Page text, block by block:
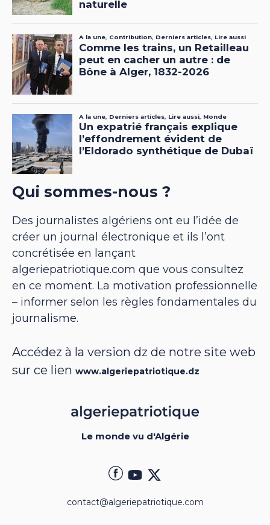
Qui sommes-nous ?
Des journalistes algériens ont eu l’idée de
créer un journal électronique et ils l’ont
concrétisée en lançant
algeriepatriotique.com que vous consultez
en ce moment. La motivation professionnelle
– informer selon les règles fondamentales du
journalisme.
Accédez à la version dz de notre site web
sur ce lien www.algeriepatriotique.dz
Le monde vu d'Algérie
contact@algeriepatriotique.com